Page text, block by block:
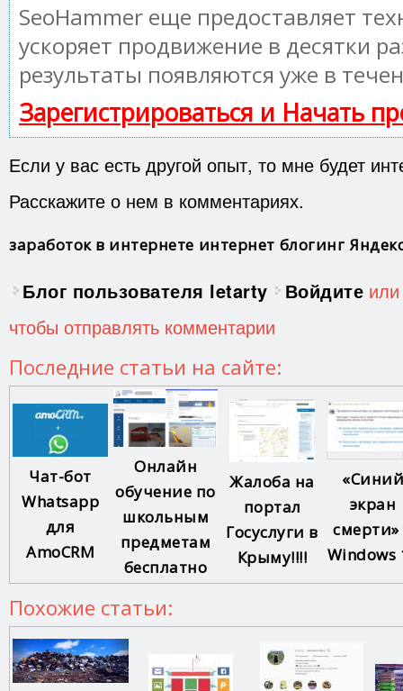
SeoHammer еще предоставляет
ускоряет продвижение в десятки
результаты появляются уже в
Зарегистрироваться и Начать
Если у вас есть другой опыт, то мне будет
Расскажите о нем в комментариях.
заработок в интернете интернет блогинг
Блог пользователя letarty Войдите
чтобы отправлять комментарии
Последние статьи на сайте:
Чат-бот
Whatsapp
для
AmoCRM
Онлайн
обучение по
школьным
предметам
бесплатно
Жалоба на
портал
Госуслуги в
Крыму!!!!
«Синий
экран
смерти»
Windows
Похожие статьи: